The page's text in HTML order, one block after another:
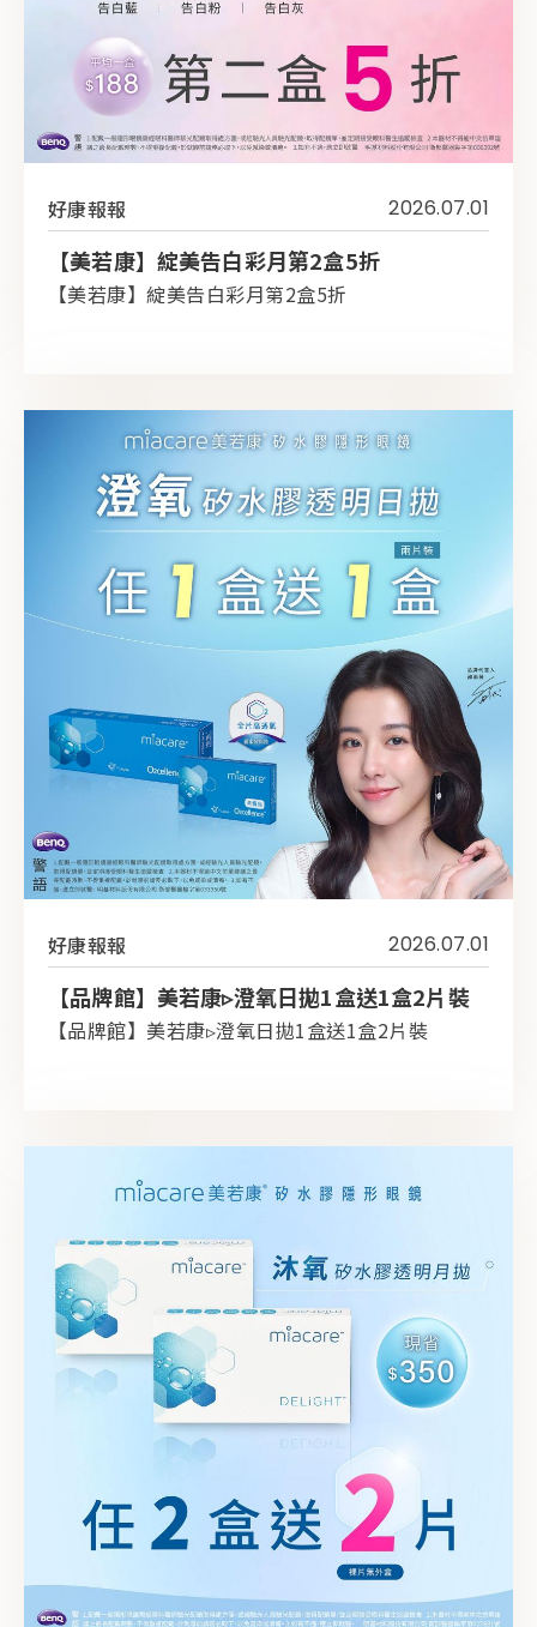
好康報報 2026.07.01
【美若康】綻美告白彩月第2盒5折
【美若康】綻美告白彩月第2盒5折
好康報報 2026.07.01
【品牌館】美若康▹澄氧日拋1盒送1盒2片裝
【品牌館】美若康▹澄氧日拋1盒送1盒2片裝